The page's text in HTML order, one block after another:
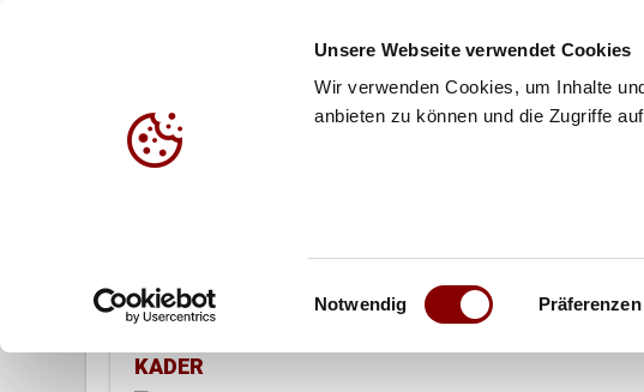
Unsere Webseite verwendet Cookies
Wir verwenden Cookies, um Inhalte
anbieten zu können und die Zugriffe
Einwilligungsauswahl
Notwendig Präferenzen
KADER